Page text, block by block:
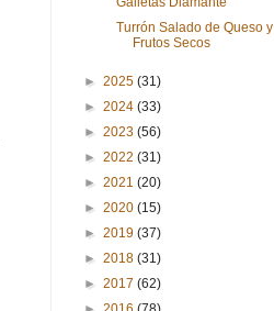
Turrón Salado de Queso y
Frutos Secos
► 2025 (31)
► 2024 (33)
► 2023 (56)
► 2022 (31)
► 2021 (20)
► 2020 (15)
► 2019 (37)
► 2018 (31)
► 2017 (62)